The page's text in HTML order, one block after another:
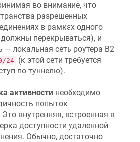
во внимание, что
разрешенных
в рамках одного
должны перекрываться), и
— локальная сеть роутера B2
24
(к этой сети требуется
по туннелю).
активности необходимо
попыток
внутренняя, встроенная в
доступности удаленной
Обычно, достаточно